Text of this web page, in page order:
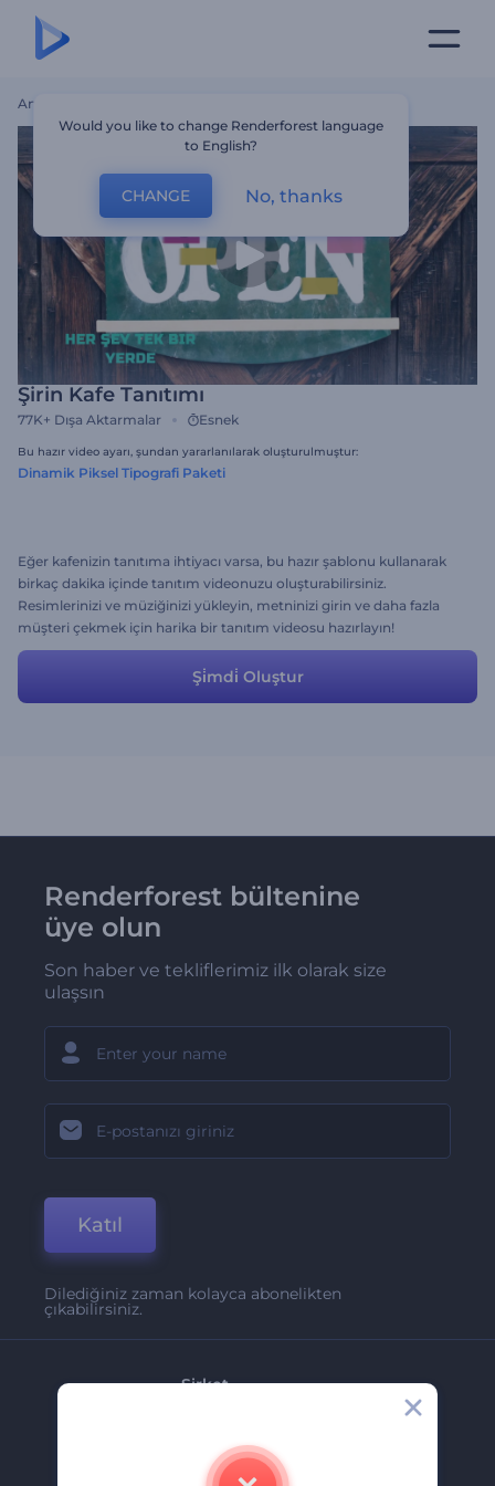
Ana Sayfa
Şirin Kafe Tanıtımı
77K+ Dışa Aktarmalar Esnek
Bu hazır video ayarı, şundan yararlanılarak oluşturulmuştur:
Dinamik Piksel Tipografi Paketi
Eğer kafenizin tanıtıma ihtiyacı varsa, bu hazır şablonu kullanarak
birkaç dakika içinde tanıtım videonuzu oluşturabilirsiniz.
Resimlerinizi ve müziğinizi yükleyin, metninizi girin ve daha fazla
müşteri çekmek için harika bir tanıtım videosu hazırlayın!
Şi̇mdi̇ Oluştur
Renderforest bültenine
üye olun
Son haber ve tekliflerimiz ilk olarak size
ulaşsın
Katıl
Dilediğiniz zaman kolayca abonelikten
çıkabilirsiniz.
Şirket
İletişim
Would you like to change Renderforest language
to English?
CHANGE No, thanks